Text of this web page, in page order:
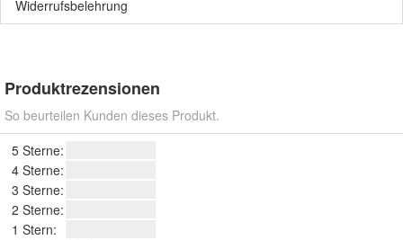
Widerrufsbelehrung
Produktrezensionen
So beurteilen Kunden dieses Produkt.
5 Sterne:
4 Sterne:
3 Sterne:
2 Sterne:
1 Stern: